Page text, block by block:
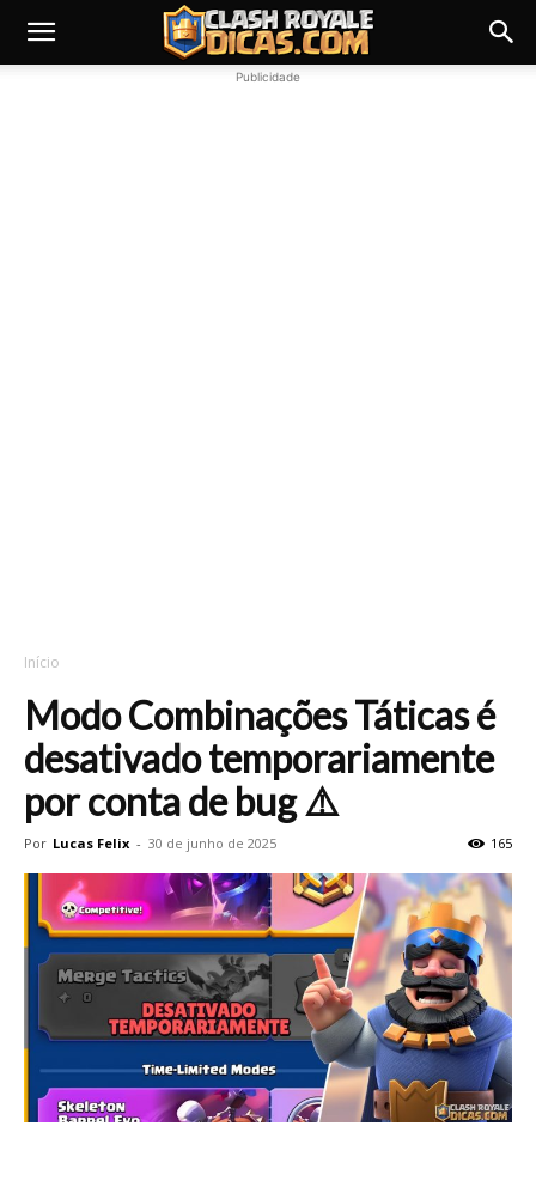
Publicidade
Início
Modo Combinações Táticas é
desativado temporariamente
por conta de bug ⚠️
Por Lucas Felix - 30 de junho de 2025 165